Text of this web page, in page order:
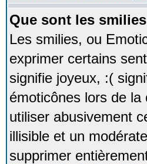
Que sont les
Les smilies, ou
exprimer certains
signifie joyeux, :(
émoticônes lors de
utiliser abusivement
illisible et un
supprimer